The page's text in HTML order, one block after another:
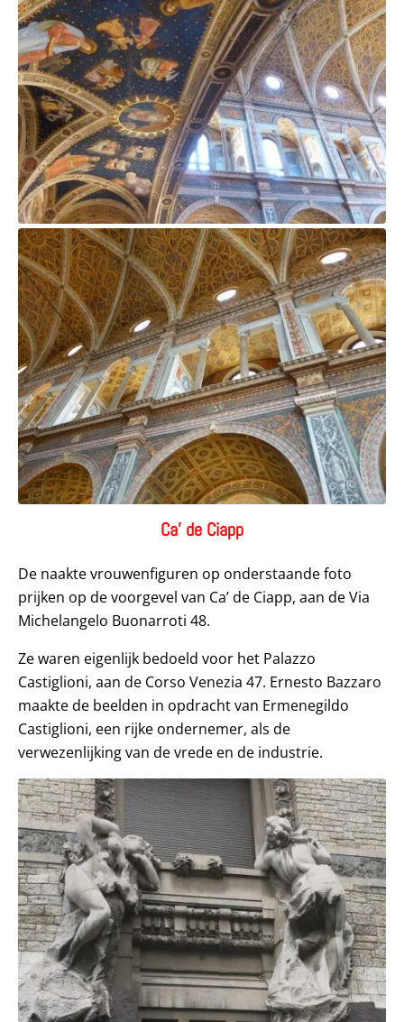
Ca’ de Ciapp
De naakte vrouwenfiguren op onderstaande foto
prijken op de voorgevel van Ca’ de Ciapp, aan de Via
Michelangelo Buonarroti 48.
Ze waren eigenlijk bedoeld voor het Palazzo
Castiglioni, aan de Corso Venezia 47. Ernesto Bazzaro
maakte de beelden in opdracht van Ermenegildo
Castiglioni, een rijke ondernemer, als de
verwezenlijking van de vrede en de industrie.